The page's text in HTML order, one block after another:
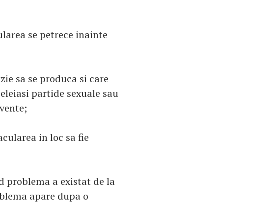
se petrece inainte
sa se produca si care
partide sexuale sau
in loc sa fie
problema a existat de la
apare dupa o